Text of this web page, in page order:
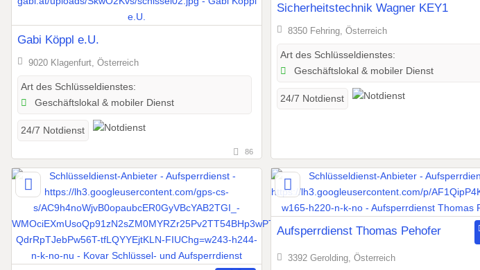
Gabi Köppl e.U.
9020 Klagenfurt, Österreich
Art des Schlüsseldienstes:
Geschäftslokal & mobiler Dienst
24/7 Notdienst
86
Sicherheitstechnik Wagner KEY1
8350 Fehring, Österreich
Art des Schlüsseldienstes:
Geschäftslokal & mobiler Dienst
24/7 Notdienst
Aufsperrdienst Thomas Pehofer
3392 Gerolding, Österreich